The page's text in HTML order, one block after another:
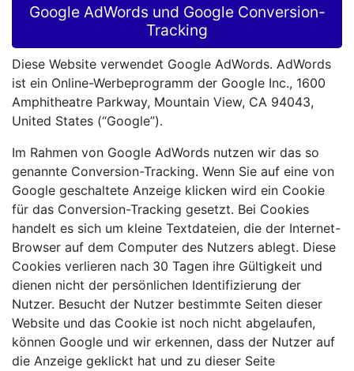
Google AdWords und Google Conversion-
Tracking
Diese Website verwendet Google AdWords. AdWords
ist ein Online-Werbeprogramm der Google Inc., 1600
Amphitheatre Parkway, Mountain View, CA 94043,
United States (“Google”).
Im Rahmen von Google AdWords nutzen wir das so
genannte Conversion-Tracking. Wenn Sie auf eine von
Google geschaltete Anzeige klicken wird ein Cookie
für das Conversion-Tracking gesetzt. Bei Cookies
handelt es sich um kleine Textdateien, die der Internet-
Browser auf dem Computer des Nutzers ablegt. Diese
Cookies verlieren nach 30 Tagen ihre Gültigkeit und
dienen nicht der persönlichen Identifizierung der
Nutzer. Besucht der Nutzer bestimmte Seiten dieser
Website und das Cookie ist noch nicht abgelaufen,
können Google und wir erkennen, dass der Nutzer auf
die Anzeige geklickt hat und zu dieser Seite